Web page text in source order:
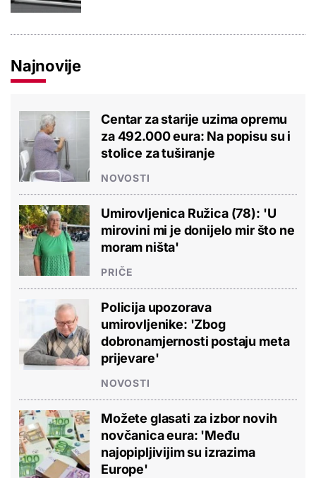
Najnovije
Centar za starije uzima opremu
za 492.000 eura: Na popisu su i
stolice za tuširanje
NOVOSTI
Umirovljenica Ružica (78): 'U
mirovini mi je donijelo mir što ne
moram ništa'
PRIČE
Policija upozorava
umirovljenike: 'Zbog
dobronamjernosti postaju meta
prijevare'
NOVOSTI
Možete glasati za izbor novih
novčanica eura: 'Među
najopipljivijim su izrazima
Europe'